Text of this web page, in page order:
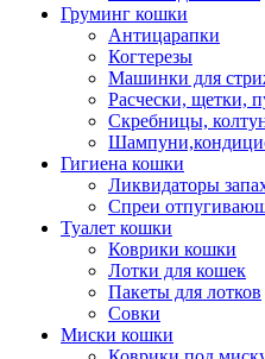
Груминг кошки
Антицарапки
Когтерезы
Машинки для
Расчески, щетки,
Скребницы,
Гигиена кошки
Ликвидаторы
Спреи
Туалет кошки
Коврики кошки
Лотки для кошек
Пакеты для лотков
Совки
Миски кошки